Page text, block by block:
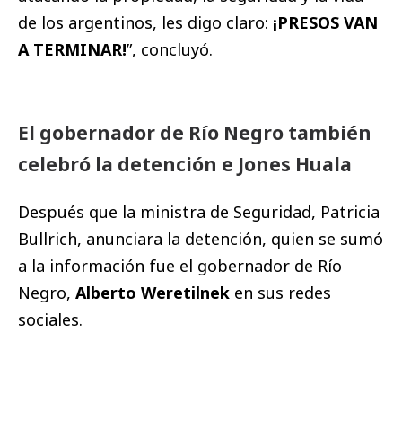
de los argentinos, les digo claro: ¡PRESOS VAN
A TERMINAR!”, concluyó.
El gobernador de Río Negro también
celebró la detención e Jones Huala
Después que la ministra de Seguridad, Patricia
Bullrich, anunciara la detención, quien se sumó
a la información fue el gobernador de Río
Negro, Alberto Weretilnek en sus redes
sociales.